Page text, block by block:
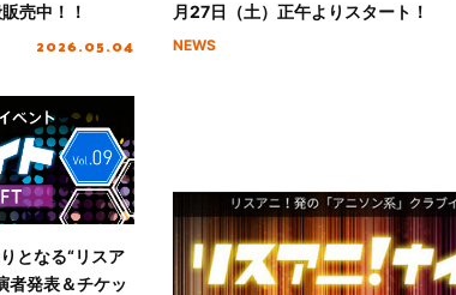
売中！！
2026.05.04
月27日（土）正午よりスタート！
NEWS
となる“リスア
者発表＆チケッ